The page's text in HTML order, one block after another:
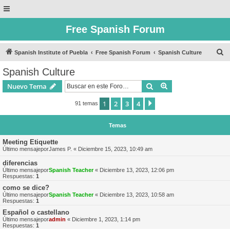
Free Spanish Forum
Spanish Institute of Puebla Free Spanish Forum Spanish Culture
Spanish Culture
Nuevo Tema Buscar
91 temas 1 2 3 4
Temas
Meeting Etiquette
Último mensajeporJames P. « Diciembre 15, 2023, 10:49 am
diferencias
Último mensajeporSpanish Teacher« Diciembre 13, 2023, 12:06 pm
Respuestas: 1
como se dice?
Último mensajeporSpanish Teacher« Diciembre 13, 2023, 10:58 am
Respuestas: 1
Español o castellano
Último mensajeporadmin « Diciembre 1, 2023, 1:14 pm
Respuestas: 1